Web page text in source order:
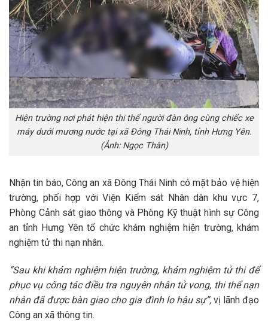
Hiện trường nơi phát hiện thi thể người đàn ông cùng chiếc xe
máy dưới mương nước tại xã Đông Thái Ninh, tỉnh Hưng Yên.
(Ảnh: Ngọc Thân)
Nhận tin báo, Công an xã Đông Thái Ninh có mặt bảo vệ hiện
trường, phối hợp với Viện Kiểm sát Nhân dân khu vực 7,
Phòng Cảnh sát giao thông và Phòng Kỹ thuật hình sự Công
an tỉnh Hưng Yên tổ chức khám nghiệm hiện trường, khám
nghiệm tử thi nạn nhân.
“Sau khi khám nghiệm hiện trường, khám nghiệm tử thi để
phục vụ công tác điều tra nguyên nhân tử vong, thi thể nạn
nhân đã được bàn giao cho gia đình lo hậu sự”,vị lãnh đạo
Công an xã thông tin.